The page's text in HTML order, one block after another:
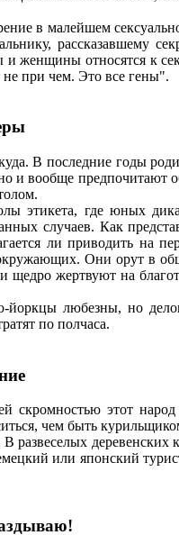
в малейшем
рассказавшему
женщины относятся к
не при чем. Это все гены".
В последние годы
и вообще предпочитают
где юных
случаев. Как
ли приводить на
Они орут в
жертвуют на
любезны, но
по полчаса.
этот
чем быть
деревенских
или японский